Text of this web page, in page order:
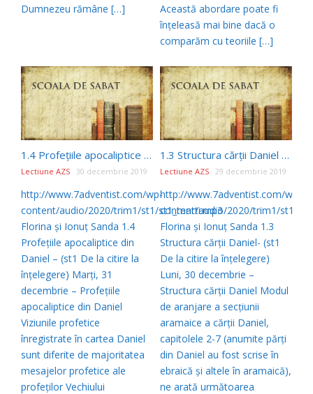
Dumnezeu rămâne […]
Această abordare poate fi
înţeleasă mai bine dacă o
comparăm cu teoriile […]
1.4 Profeţiile apocaliptice din Daniel – (st1 De la citire la înţelegere)
Lectiune AZS 30 decembrie 2019
http://www.7adventist.com/wp-
content/audio/2020/trim1/st1/st1_marti.mp3
Florina şi Ionuţ Sanda 1.4
Profeţiile apocaliptice din
Daniel – (st1 De la citire la
înţelegere) Marţi, 31
decembrie – Profeţiile
apocaliptice din Daniel
Viziunile profetice
înregistrate în cartea Daniel
sunt diferite de majoritatea
mesajelor profetice ale
profeţilor Vechiului
1.3 Structura cărţii Daniel – (st1 De la citire la înţelegere)
Lectiune AZS 29 decembrie 2019
http://www.7adventist.com/wp-
content/audio/2020/trim1/st1/
Florina şi Ionuţ Sanda 1.3
Structura cărţii Daniel- (st1
De la citire la înţelegere)
Luni, 30 decembrie –
Structura cărţii Daniel Modul
de aranjare a secţiunii
aramaice a cărţii Daniel,
capitolele 2-7 (anumite părţi
din Daniel au fost scrise în
ebraică şi altele în aramaică),
ne arată următoarea